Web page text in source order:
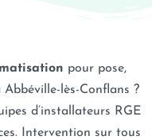
pour pose,
lès-Conflans ?
d’installateurs RGE
Intervention sur tous